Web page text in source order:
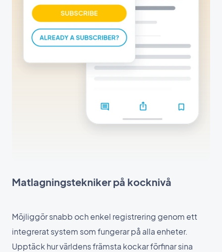
Matlagningstekniker på kocknivå
Möjliggör snabb och enkel registrering genom ett
integrerat system som fungerar på alla enheter.
Upptäck hur världens främsta kockar förfinar sina